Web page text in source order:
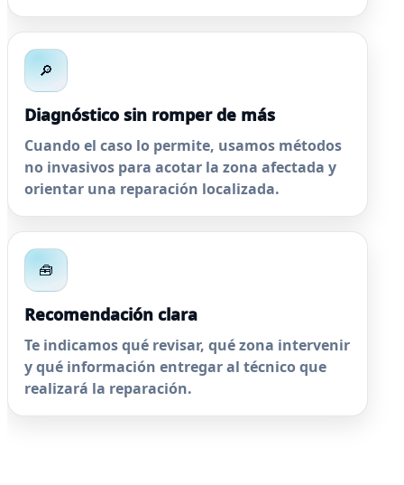
🔎
Diagnóstico sin romper de más
Cuando el caso lo permite, usamos métodos
no invasivos para acotar la zona afectada y
orientar una reparación localizada.
🧰
Recomendación clara
Te indicamos qué revisar, qué zona intervenir
y qué información entregar al técnico que
realizará la reparación.